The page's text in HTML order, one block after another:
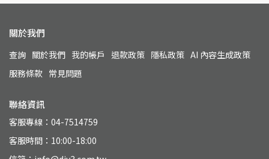
關於我們
查詢 關於我們 我的帳戶 退款政策 隱私政策 AI 內容生成政策
服務條款 常見問題
聯絡資訊
客服專線：04-7514759
客服時間：10:00-18:00